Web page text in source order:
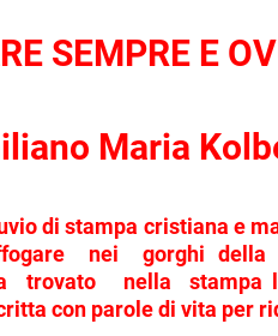
SEMPRE E
Maria
di stampa cristiana e
nei gorghi
trovato nella stampa
con parole di vita per